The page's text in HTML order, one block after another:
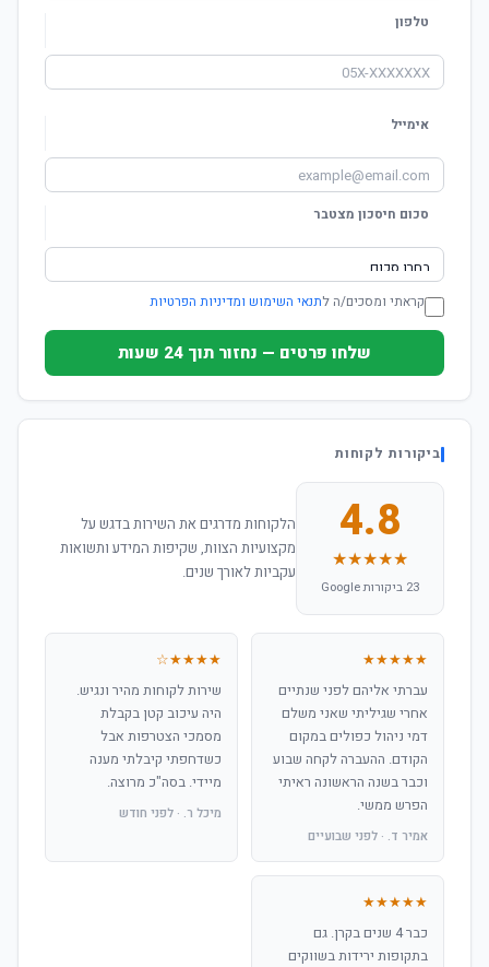
טלפון
אימייל
סכום חיסכון מצטבר
קראתי ומסכים/ה לתנאי השימוש ומדיניות הפרטיות
שלחו פרטים — נחזור תוך 24 שעות
ביקורות לקוחות
4.8
★★★★★
23 ביקורות Google
הלקוחות מדרגים את השירות בדגש על
מקצועיות הצוות, שקיפות המידע ותשואות
עקביות לאורך שנים.
★★★★★
עברתי אליהם לפני שנתיים
אחרי שגיליתי שאני משלם
דמי ניהול כפולים במקום
הקודם. ההעברה לקחה שבוע
וכבר בשנה הראשונה ראיתי
הפרש ממשי.
אמיר ד. · לפני שבועיים
★★★★☆
שירות לקוחות מהיר ונגיש.
היה עיכוב קטן בקבלת
מסמכי הצטרפות אבל
כשדחפתי קיבלתי מענה
מיידי. בסה"כ מרוצה.
מיכל ר. · לפני חודש
★★★★★
כבר 4 שנים בקרן. גם
בתקופות ירידות בשווקים